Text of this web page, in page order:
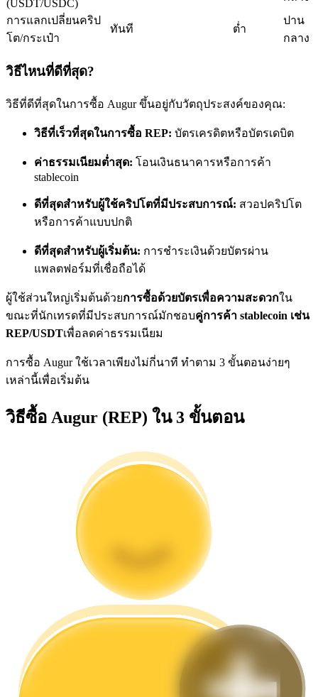
ลอกการซื้อขาย
การวิเคราะห์ข้อมูลขนาดใหญ่ รวมถึงข้อมูลการค้า ฯลฯ
คู่มือเริ่มต้นฟิวเจอร์ส
กลยุทธ์การซื้อขาย
(USDT/USDC)
การแลกเปลี่ยนคริป
โต/กระเป๋า
ทันที ต่ำ
ปาน
กลาง
วิธีไหนที่ดีที่สุด?
วิธีที่ดีที่สุดในการซื้อ Augur ขึ้นอยู่กับวัตถุประสงค์ของคุณ:
วิธีที่เร็วที่สุดในการซื้อ REP: บัตรเครดิตหรือบัตรเดบิต
ค่าธรรมเนียมต่ำสุด: โอนเงินธนาคารหรือการค้า
stablecoin
ดีที่สุดสำหรับผู้ใช้คริปโตที่มีประสบการณ์: สวอปคริปโต
หรือการค้าแบบปกติ
ดีที่สุดสำหรับผู้เริ่มต้น: การชำระเงินด้วยบัตรผ่าน
แพลตฟอร์มที่เชื่อถือได้
ผู้ใช้ส่วนใหญ่เริ่มต้นด้วยการซื้อด้วยบัตรเพื่อความสะดวกใน
ขณะที่นักเทรดที่มีประสบการณ์มักชอบคู่การค้า stablecoin เช่น
REP/USDTเพื่อลดค่าธรรมเนียม
การซื้อ Augur ใช้เวลาเพียงไม่กี่นาที ทำตาม 3 ขั้นตอนง่ายๆ
เหล่านี้เพื่อเริ่มต้น
วิธีซื้อ Augur (REP) ใน 3 ขั้นตอน